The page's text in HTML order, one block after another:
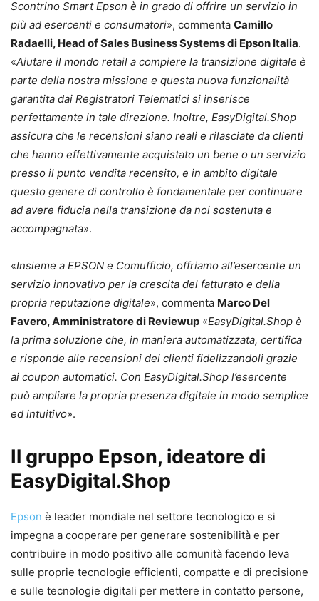
Scontrino Smart Epson è in grado di offrire un servizio in
più ad esercenti e consumatori», commenta Camillo
Radaelli, Head of Sales Business Systems di Epson Italia.
«Aiutare il mondo retail a compiere la transizione digitale è
parte della nostra missione e questa nuova funzionalità
garantita dai Registratori Telematici si inserisce
perfettamente in tale direzione. Inoltre, EasyDigital.Shop
assicura che le recensioni siano reali e rilasciate da clienti
che hanno effettivamente acquistato un bene o un servizio
presso il punto vendita recensito, e in ambito digitale
questo genere di controllo è fondamentale per continuare
ad avere fiducia nella transizione da noi sostenuta e
accompagnata».
«Insieme a EPSON e Comufficio, offriamo all’esercente un
servizio innovativo per la crescita del fatturato e della
propria reputazione digitale», commenta Marco Del
Favero, Amministratore di Reviewup «EasyDigital.Shop è
la prima soluzione che, in maniera automatizzata, certifica
e risponde alle recensioni dei clienti fidelizzandoli grazie
ai coupon automatici. Con EasyDigital.Shop l’esercente
può ampliare la propria presenza digitale in modo semplice
ed intuitivo».
Il gruppo Epson, ideatore di
EasyDigital.Shop
Epson è leader mondiale nel settore tecnologico e si
impegna a cooperare per generare sostenibilità e per
contribuire in modo positivo alle comunità facendo leva
sulle proprie tecnologie efficienti, compatte e di precisione
e sulle tecnologie digitali per mettere in contatto persone,